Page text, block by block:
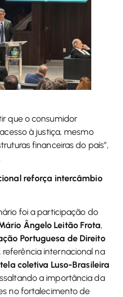
que o consumidor
à justiça, mesmo
financeiras do país”,
reforça intercâmbio
foi a participação do
Ângelo Leitão Frota,
Portuguesa de Direito
, referência internacional na
coletiva Luso-Brasileira
a importância da
no fortalecimento de